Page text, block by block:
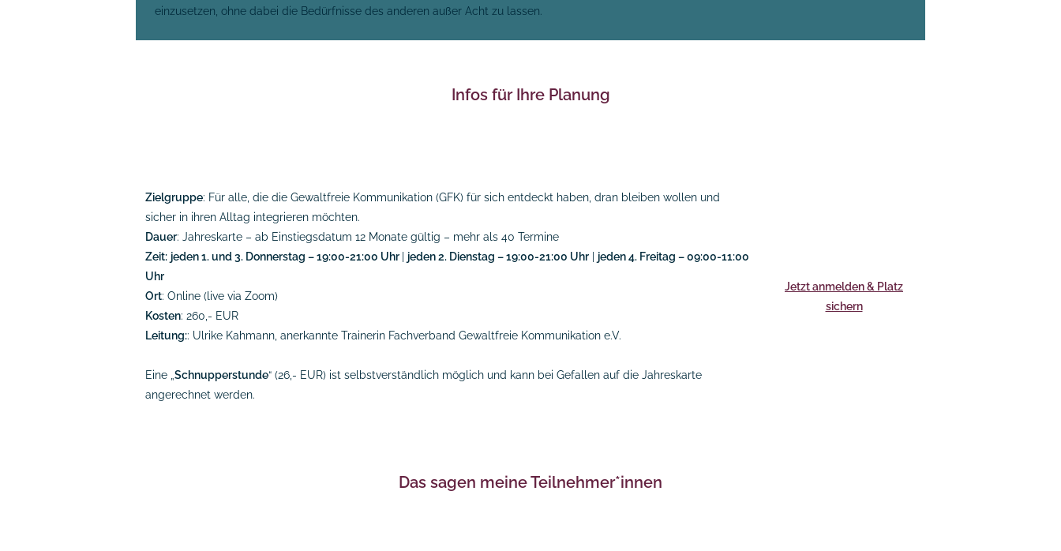
einzusetzen, ohne dabei die Bedürfnisse des anderen außer Acht zu lassen.
Infos für Ihre Planung
Zielgruppe: Für alle, die die Gewaltfreie Kommunikation (GFK) für sich entdeckt haben, dran bleiben wollen und
sicher in ihren Alltag integrieren möchten.
Dauer: Jahreskarte – ab Einstiegsdatum 12 Monate gültig – mehr als 40 Termine
Zeit: jeden 1. und 3. Donnerstag – 19:00-21:00 Uhr jeden 2. Dienstag – 19:00-21:00 Uhr
jeden 4. Freitag – 09:00-11:00
Uhr
Ort: Online (live via Zoom)
Kosten: 260,- EUR
Leitung:: Ulrike Kahmann, anerkannte Trainerin Fachverband Gewaltfreie Kommunikation e.V.
Eine „Schnupperstunde“ (26,- EUR) ist selbstverständlich möglich und kann bei Gefallen auf die Jahreskarte
angerechnet werden.
Jetzt anmelden & Platz
sichern
Das sagen meine Teilnehmer*innen